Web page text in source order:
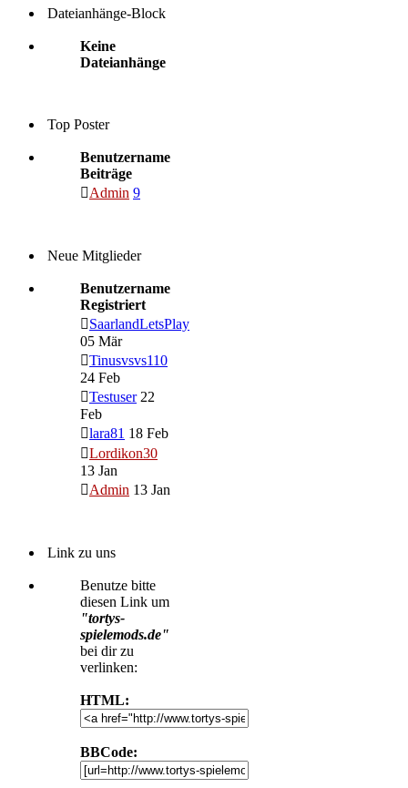
Dateianhänge-Block
Keine
Dateianhänge
Top Poster
Benutzername
Beiträge
Admin 9
Neue Mitglieder
Benutzername
Registriert
SaarlandLetsPlay
05 Mär
Tinusvsvs110
24 Feb
Testuser 22
Feb
lara81 18 Feb
Lordikon30
13 Jan
Admin 13 Jan
Link zu uns
Benutze bitte
diesen Link um
"tortys-
spielemods.de"
bei dir zu
verlinken:
HTML:
BBCode: